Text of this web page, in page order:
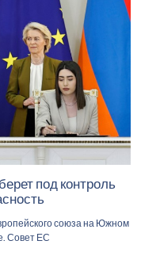
под контроль
союза на Южном
Совет ЕС